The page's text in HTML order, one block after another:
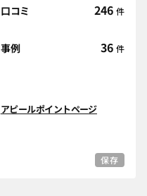
口コミ
246 件
事例 36 件
アピールポイントページ
保存